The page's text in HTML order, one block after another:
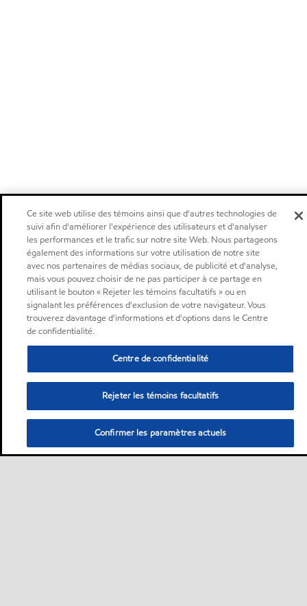
Ce site web utilise des témoins ainsi que d'autres technologies de
suivi afin d'améliorer l'expérience des utilisateurs et d'analyser
les performances et le trafic sur notre site Web. Nous partageons
également des informations sur votre utilisation de notre site
avec nos partenaires de médias sociaux, de publicité et d'analyse,
mais vous pouvez choisir de ne pas participer à ce partage en
utilisant le bouton « Rejeter les témoins facultatifs » ou en
signalant les préférences d'exclusion de votre navigateur. Vous
trouverez davantage d'informations et d'options dans le Centre
de confidentialité.
Centre de confidentialité
Rejeter les témoins facultatifs
Confirmer les paramètres actuels